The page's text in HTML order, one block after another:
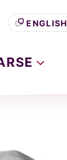
ENGLISH